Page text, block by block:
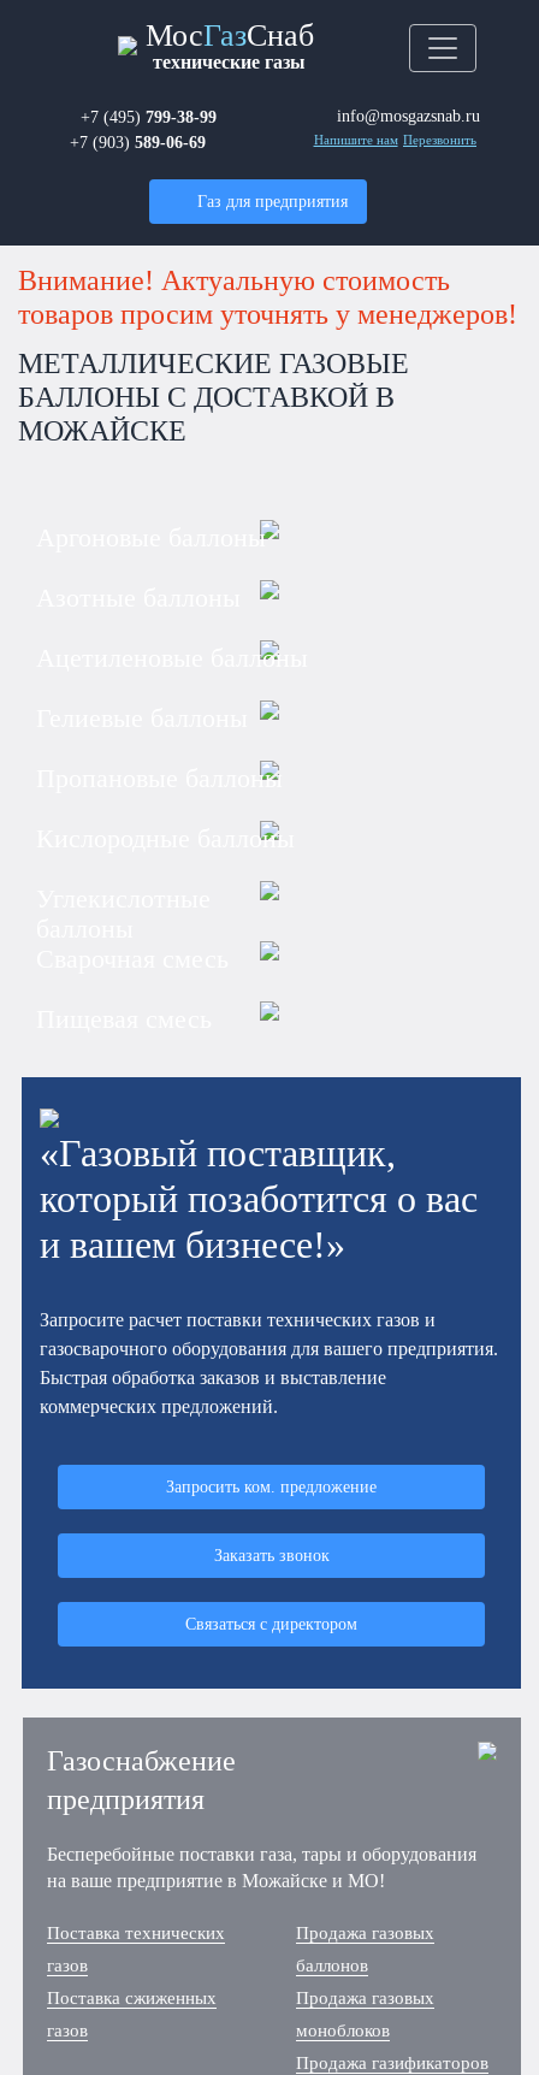
МосГазСнаб
технические газы
+7 (495) 799-38-99
+7 (903) 589-06-69
info@mosgazsnab.ru
Напишите нам Перезвонить
Газ для предприятия
Внимание! Актуальную стоимость
товаров просим уточнять у менеджеров!
МЕТАЛЛИЧЕСКИЕ ГАЗОВЫЕ
БАЛЛОНЫ С ДОСТАВКОЙ В
МОЖАЙСКЕ
Аргоновые баллоны
Ацетиленовые баллоны
Пропановые баллоны
Кислородные баллоны
«Газовый поставщик,
который позаботится о вас
и вашем бизнесе!»
Запросите расчет поставки технических газов и
газосварочного оборудования для вашего предприятия.
Быстрая обработка заказов и выставление
коммерческих предложений.
Запросить ком. предложение
Заказать звонок
Связаться с директором
Газоснабжение
предприятия
Бесперебойные поставки газа, тары и оборудования
на ваше предприятие в Можайске и МО!
Поставка технических
газов
Поставка сжиженных
газов
Продажа газовых
баллонов
Продажа газовых
моноблоков
Продажа газификаторов